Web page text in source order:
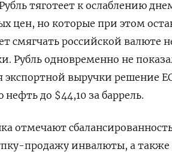
тяготеет к ослаблению
цен, но которые при этом
смягчать российской валюте
Рубль одновременно не
выручки решение
до $44,10 за баррель.
отмечают
продажу инвалюты, а